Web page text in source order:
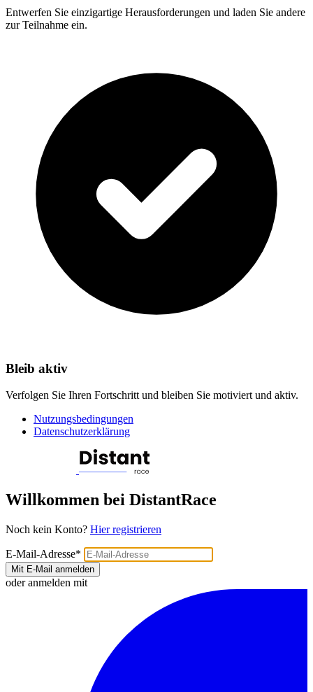
Entwerfen Sie einzigartige Herausforderungen und laden Sie andere
zur Teilnahme ein.
Bleib aktiv
Verfolgen Sie Ihren Fortschritt und bleiben Sie motiviert und aktiv.
Nutzungsbedingungen
Datenschutzerklärung
Willkommen bei DistantRace
Noch kein Konto? Hier registrieren
E-Mail-Adresse*
Mit E-Mail anmelden
oder anmelden mit